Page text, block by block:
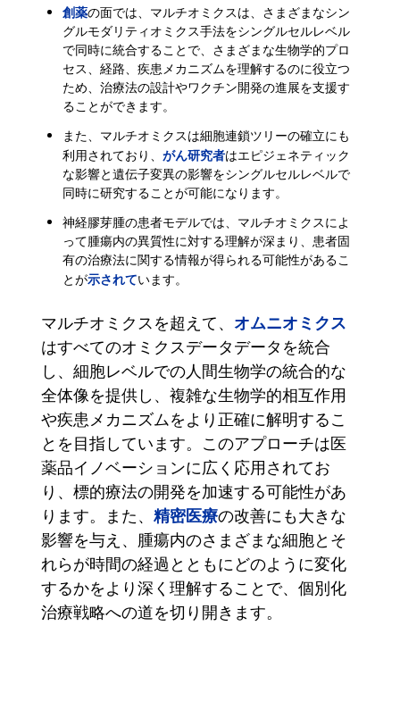
創薬の面では、マルチオミクスは、さまざまなシン
グルモダリティオミクス手法をシングルセルレベル
で同時に統合することで、さまざまな生物学的プロ
セス、経路、疾患メカニズムを理解するのに役立つ
ため、治療法の設計やワクチン開発の進展を支援す
ることができます。
また、マルチオミクスは細胞連鎖ツリーの確立にも
利用されており、 がん研究者はエピジェネティック
な影響と遺伝子変異の影響をシングルセルレベルで
同時に研究することが可能になります。
神経膠芽腫の患者モデルでは、マルチオミクスによ
って腫瘍内の異質性に対する理解が深まり、患者固
有の治療法に関する情報が得られる可能性があるこ
とが示されています。
マルチオミクスを超えて、 オムニオミクス
はすべてのオミクスデータデータを統合
し、細胞レベルでの人間生物学の統合的な
全体像を提供し、複雑な生物学的相互作用
や疾患メカニズムをより正確に解明するこ
とを目指しています。このアプローチは医
薬品イノベーションに広く応用されてお
り、標的療法の開発を加速する可能性があ
ります。また、 精密医療の改善にも大きな
影響を与え、腫瘍内のさまざまな細胞とそ
れらが時間の経過とともにどのように変化
するかをより深く理解することで、個別化
治療戦略への道を切り開きます。